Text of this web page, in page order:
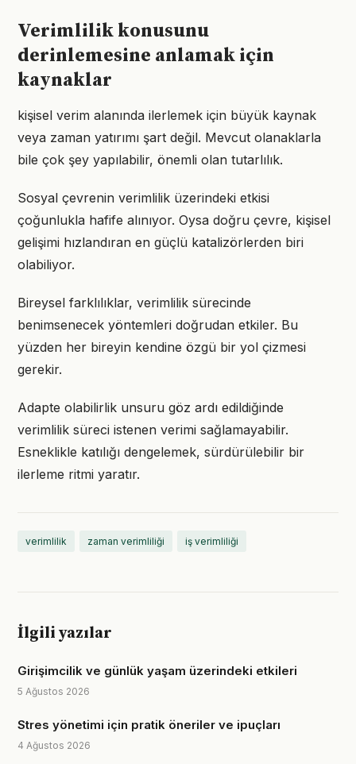
Verimlilik konusunu
derinlemesine anlamak için
kaynaklar
kişisel verim alanında ilerlemek için büyük kaynak
veya zaman yatırımı şart değil. Mevcut olanaklarla
bile çok şey yapılabilir, önemli olan tutarlılık.
Sosyal çevrenin verimlilik üzerindeki etkisi
çoğunlukla hafife alınıyor. Oysa doğru çevre, kişisel
gelişimi hızlandıran en güçlü katalizörlerden biri
olabiliyor.
Bireysel farklılıklar, verimlilik sürecinde
benimsenecek yöntemleri doğrudan etkiler. Bu
yüzden her bireyin kendine özgü bir yol çizmesi
gerekir.
Adapte olabilirlik unsuru göz ardı edildiğinde
verimlilik süreci istenen verimi sağlamayabilir.
Esneklikle katılığı dengelemek, sürdürülebilir bir
ilerleme ritmi yaratır.
verimlilik zaman verimliliği iş verimliliği
İlgili yazılar
Girişimcilik ve günlük yaşam üzerindeki etkileri
5 Ağustos 2026
Stres yönetimi için pratik öneriler ve ipuçları
4 Ağustos 2026